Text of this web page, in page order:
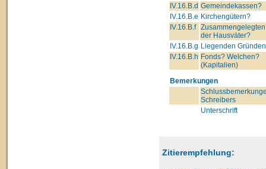
IV.16.B.d Gemeindekassen?
IV.16.B.e Kirchengütern?
IV.16.B.f
der Hausväter?
IV.16.B.g Liegenden
IV.16.B.h Fonds? Welchen?
(Kapitalien)
Bemerkungen
Schreibers
Unterschrift
Zitierempfehlung: